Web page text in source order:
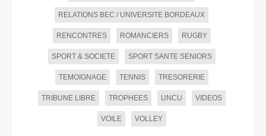
RELATIONS BEC / UNIVERSITE BORDEAUX
RENCONTRES ROMANCIERS RUGBY
SPORT & SOCIETE SPORT SANTE SENIORS
TEMOIGNAGE TENNIS TRESORERIE
TRIBUNE LIBRE TROPHEES UNCU VIDEOS
VOILE VOLLEY